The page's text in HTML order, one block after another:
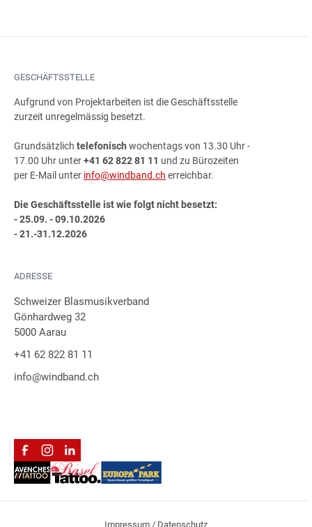
GESCHÄFTSSTELLE
Aufgrund von Projektarbeiten ist die Geschäftsstelle
zurzeit unregelmässig besetzt.
Grundsätzlich telefonisch wochentags von 13.30 Uhr -
17.00 Uhr unter+41 62 822 81 11 und zu Bürozeiten
per E-Mail unter info@windband.ch erreichbar.
Die Geschäftsstelle ist wie folgt nicht besetzt:
- 25.09. - 09.10.2026
- 21.-31.12.2026
ADRESSE
Schweizer Blasmusikverband
Gönhardweg 32
5000 Aarau
+41 62 822 81 11
info@windband.ch
Impressum / Datenschutz